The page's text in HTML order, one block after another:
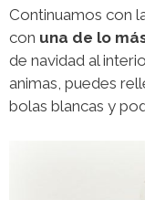
Continuamos con
con una de lo
de navidad al
animas, puedes
bolas blancas y